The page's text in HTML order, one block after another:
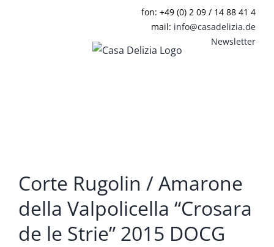
fon: +49 (0) 2 09 / 14 88 41 4
mail: info@casadelizia.de
Newsletter
Corte Rugolin / Amarone
della Valpolicella “Crosara
de le Strie” 2015 DOCG